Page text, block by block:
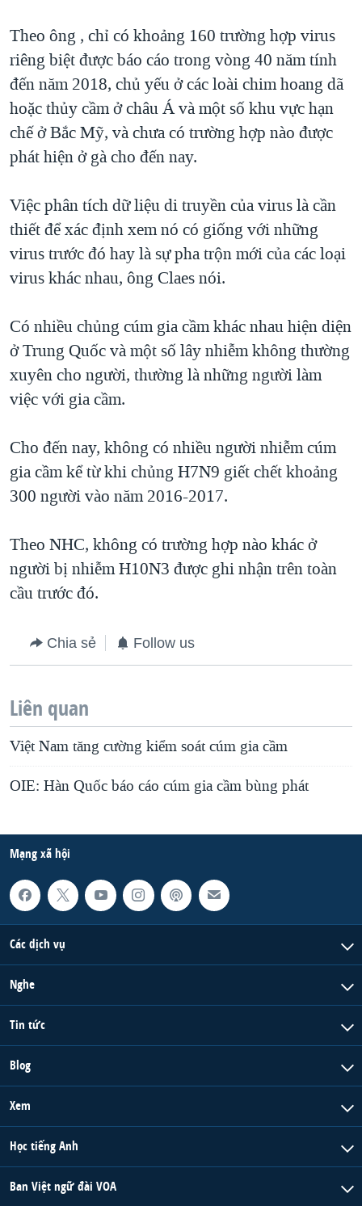
Theo ông , chỉ có khoảng 160 trường hợp virus
riêng biệt được báo cáo trong vòng 40 năm tính
đến năm 2018, chủ yếu ở các loài chim hoang dã
hoặc thủy cầm ở châu Á và một số khu vực hạn
chế ở Bắc Mỹ, và chưa có trường hợp nào được
phát hiện ở gà cho đến nay.
Việc phân tích dữ liệu di truyền của virus là cần
thiết để xác định xem nó có giống với những
virus trước đó hay là sự pha trộn mới của các loại
virus khác nhau, ông Claes nói.
Có nhiều chủng cúm gia cầm khác nhau hiện diện
ở Trung Quốc và một số lây nhiễm không thường
xuyên cho người, thường là những người làm
việc với gia cầm.
Cho đến nay, không có nhiều người nhiễm cúm
gia cầm kể từ khi chủng H7N9 giết chết khoảng
300 người vào năm 2016-2017.
Theo NHC, không có trường hợp nào khác ở
người bị nhiễm H10N3 được ghi nhận trên toàn
cầu trước đó.
Chia sẻ Follow us
Liên quan
Việt Nam tăng cường kiểm soát cúm gia cầm
OIE: Hàn Quốc báo cáo cúm gia cầm bùng phát
Mạng xã hội
Các dịch vụ
Nghe
Tin tức
Blog
Xem
Học tiếng Anh
Ban Việt ngữ đài VOA